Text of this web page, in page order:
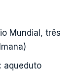
Mundial, três
aqueduto